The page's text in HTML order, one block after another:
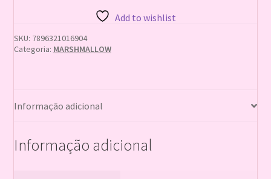
Add to wishlist
SKU: 7896321016904
Categoria: MARSHMALLOW
Informação adicional
Informação adicional